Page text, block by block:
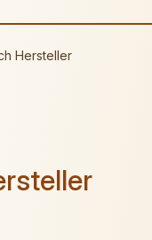
Hersteller